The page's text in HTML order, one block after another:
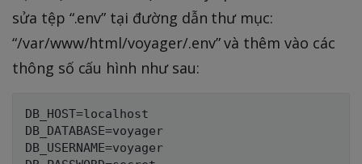
sửa tệp “.env” tại đường dẫn thư mục:
“/var/www/html/voyager/.env” và thêm vào các
thông số cấu hình như sau:
DB_HOST=localhost
DB_DATABASE=voyager
DB_USERNAME=voyager